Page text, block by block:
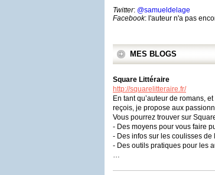
Twitter: @samueldelage
Facebook: l'auteur n'a pas
MES BLOGS
Square Littéraire
http://squarelitteraire.fr/
En tant qu’auteur de romans,
reçois, je propose aux
Vous pourrez trouver sur
- Des moyens pour vous faire
- Des infos sur les coulisses de
- Des outils pratiques pour les
…